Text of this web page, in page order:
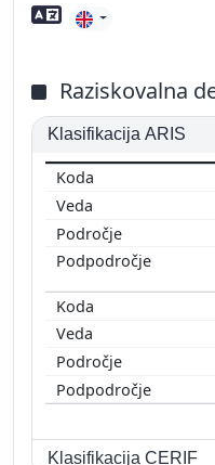
Znanje tujih jezikov
Raziskovalna
Klasifikacija ARIS
Klasifikacija CERIF